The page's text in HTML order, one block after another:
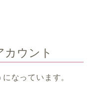
カウント
なっています。